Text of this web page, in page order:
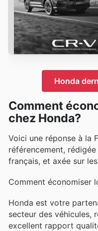
Honda
Comment
chez Honda?
Voici une réponse à la
référencement,
français, et axée sur
Comment économiser
Honda est votre
secteur des véhicules,
excellent rapport